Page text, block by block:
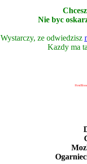
Nie byc
Wystarczy, ze odwiedzisz
Kazdy ma